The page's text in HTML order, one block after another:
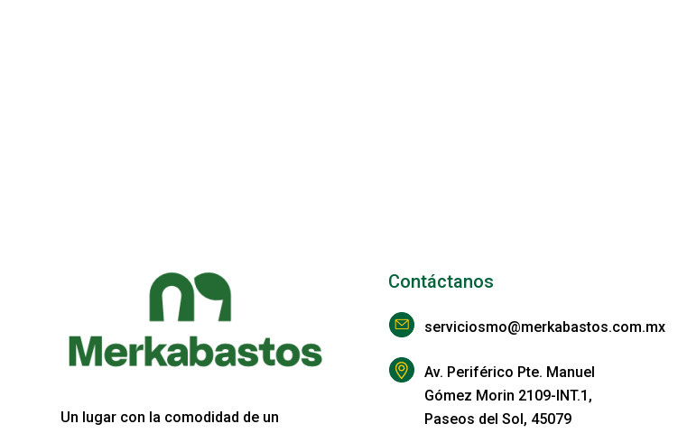
Un lugar con la comodidad de un
Contáctanos
serviciosmo@merkabastos.com.mx
Av. Periférico Pte. Manuel
Gómez Morin 2109-INT.1,
Paseos del Sol, 45079